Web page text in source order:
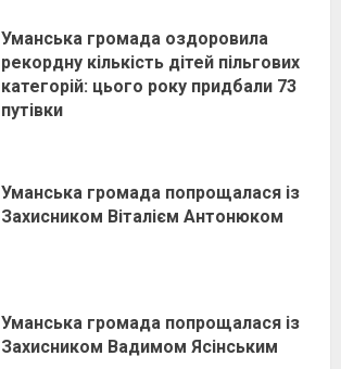
Уманська громада оздоровила
рекордну кількість дітей пільгових
категорій: цього року придбали 73
путівки
Уманська громада попрощалася із
Захисником Віталієм Антонюком
Уманська громада попрощалася із
Захисником Вадимом Ясінським